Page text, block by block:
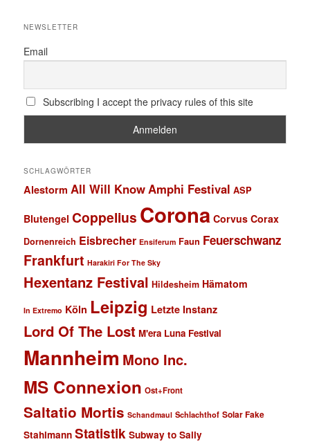
NEWSLETTER
Email
Subscribing I accept the privacy rules of this site
SCHLAGWÖRTER
Alestorm All Will KnowAmphi Festival ASP
Blutengel Coppelius Corona Corvus Corax
Dornenreich Eisbrecher Ensiferum Faun Feuerschwanz
Frankfurt Harakiri For The Sky
Hexentanz Festival Hildesheim Hämatom
In Extremo Köln Leipzig Letzte Instanz
Lord Of The Lost M'era Luna Festival
Mannheim Mono Inc.
MS Connexion Ost+Front
Saltatio Mortis Schandmaul Schlachthof Solar Fake
Stahlmann Statistik Subway to Sally